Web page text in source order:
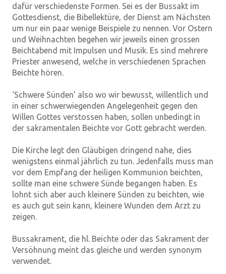
dafür verschiedenste Formen. Sei es der Bussakt im
Gottesdienst, die Bibellektüre, der Dienst am Nächsten
um nur ein paar wenige Beispiele zu nennen. Vor Ostern
und Weihnachten begehen wir jeweils einen grossen
Beichtabend mit Impulsen und Musik. Es sind mehrere
Priester anwesend, welche in verschiedenen Sprachen
Beichte hören.
‘Schwere Sünden’ also wo wir bewusst, willentlich und
in einer schwerwiegenden Angelegenheit gegen den
Willen Gottes verstossen haben, sollen unbedingt in
der sakramentalen Beichte vor Gott gebracht werden.
Die Kirche legt den Gläubigen dringend nahe, dies
wenigstens einmal jährlich zu tun. Jedenfalls muss man
vor dem Empfang der heiligen Kommunion beichten,
sollte man eine schwere Sünde begangen haben. Es
lohnt sich aber auch kleinere Sünden zu beichten, wie
es auch gut sein kann, kleinere Wunden dem Arzt zu
zeigen.
Bussakrament, die hl. Beichte oder das Sakrament der
Versöhnung meint das gleiche und werden synonym
verwendet.